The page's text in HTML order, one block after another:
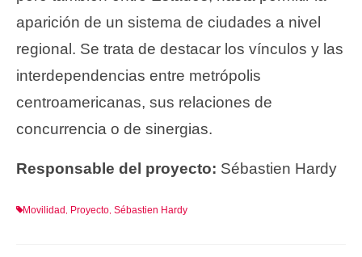
aparición de un sistema de ciudades a nivel
regional. Se trata de destacar los vínculos y las
interdependencias entre metrópolis
centroamericanas, sus relaciones de
concurrencia o de sinergias.
Responsable del proyecto: Sébastien Hardy
Movilidad Proyecto Sébastien Hardy